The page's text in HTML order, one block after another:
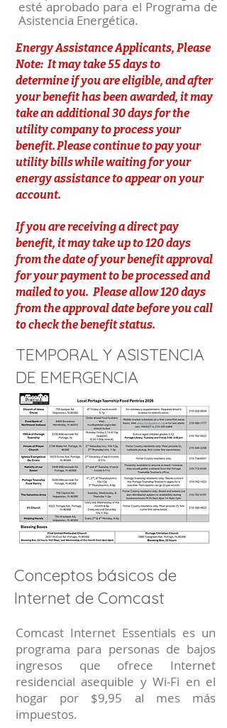
esté aprobado para el Programa de
Asistencia Energética.
Energy Assistance Applicants, Please
Note: It may take 55 days to
determine if you are eligible, and after
your benefit has been awarded, it may
take an additional 30 days for the
utility company to process your
benefit. Please continue to pay your
utility bills while waiting for your
energy assistance to appear on your
account.
If you are receiving a direct pay
benefit, it may take up to 120 days
from the date of your benefit approval
for your payment to be processed and
mailed to you. Please allow 120 days
from the approval date before you call
to check the benefit status.
TEMPORAL Y ASISTENCIA
DE EMERGENCIA
Conceptos básicos de
Internet de Comcast
Comcast Internet Essentials es un
programa para personas de bajos
ingresos que ofrece Internet
residencial asequible y Wi-Fi en el
hogar por $9,95 al mes más
impuestos.